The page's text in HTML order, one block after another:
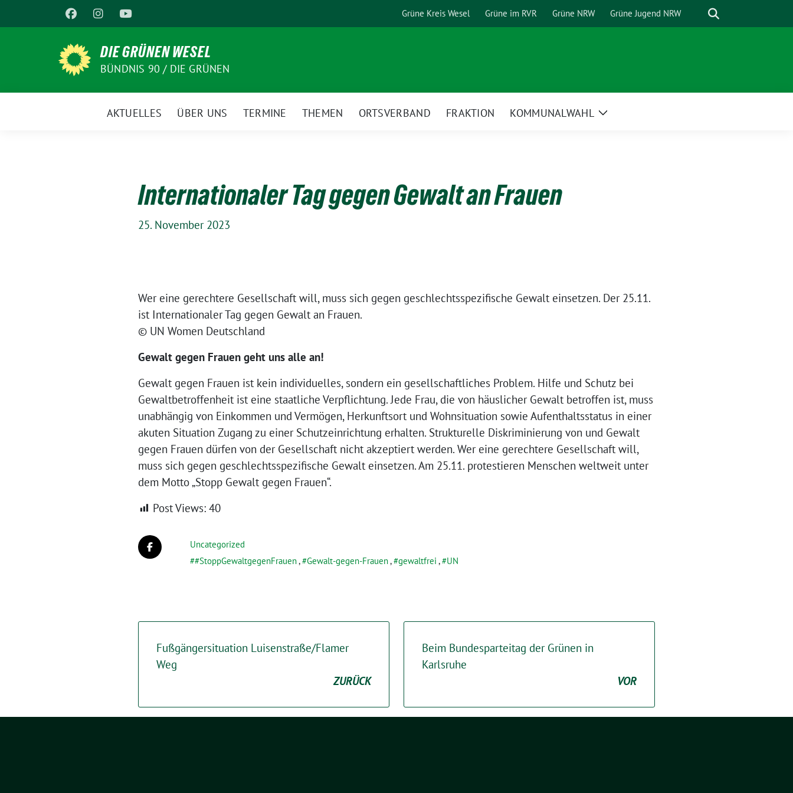
zum
Grüne Kreis Wesel Grüne im RVR Grüne NRW Grüne Jugend NRW Suche
DIE GRÜNEN WESEL
BÜNDNIS 90 / DIE GRÜNEN
AKTUELLES ÜBER UNS TERMINE THEMEN ORTSVERBAND FRAKTION KOMMUNALWAHL
Zeige
Internationaler Tag gegen Gewalt an Frauen
25. November 2023
Wer eine gerechtere Gesellschaft will, muss sich gegen geschlechtsspezifische Gewalt einsetzen. Der 25.11.
ist Internationaler Tag gegen Gewalt an Frauen.
© UN Women Deutschland
Gewalt gegen Frauen geht uns alle an!
Gewalt gegen Frauen ist kein individuelles, sondern ein gesellschaftliches Problem. Hilfe und Schutz bei
Gewaltbetroffenheit ist eine staatliche Verpflichtung. Jede Frau, die von häuslicher Gewalt betroffen ist, muss
unabhängig von Einkommen und Vermögen, Herkunftsort und Wohnsituation sowie Aufenthaltsstatus in einer
akuten Situation Zugang zu einer Schutzeinrichtung erhalten. Strukturelle Diskriminierung von und Gewalt
gegen Frauen dürfen von der Gesellschaft nicht akzeptiert werden. Wer eine gerechtere Gesellschaft will,
muss sich gegen geschlechtsspezifische Gewalt einsetzen. Am 25.11. protestieren Menschen weltweit unter
dem Motto „Stopp Gewalt gegen Frauen“.
Post Views: 40
Uncategorized
#StoppGewaltgegenFrauen, Gewalt-gegen-Frauen, gewaltfrei , UN
Fußgängersituation Luisenstraße/Flamer
Weg
ZURÜCK
Beim Bundesparteitag der Grünen in
Karlsruhe
VOR